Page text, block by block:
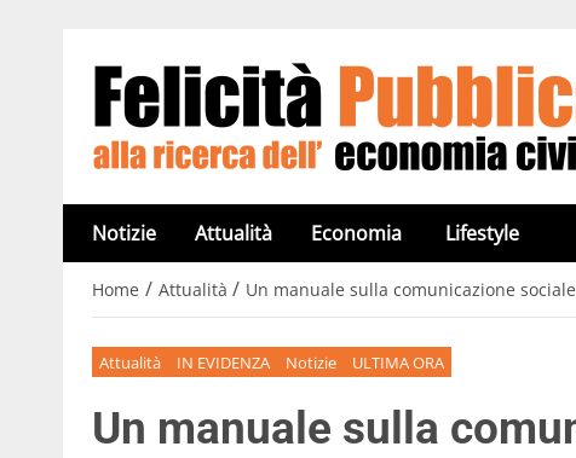
Notizie Attualità Economia Lifestyle
Home / Attualità / Un manuale sulla comunicazione sociale
Attualità IN EVIDENZA Notizie ULTIMA ORA
Un manuale sulla